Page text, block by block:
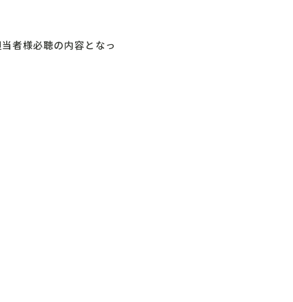
者様必聴の内容となっ